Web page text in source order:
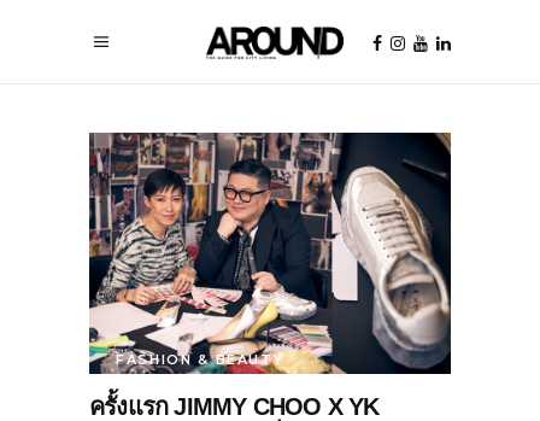
FASHION & BEAUTY
ครั้งแรก JIMMY CHOO X YK